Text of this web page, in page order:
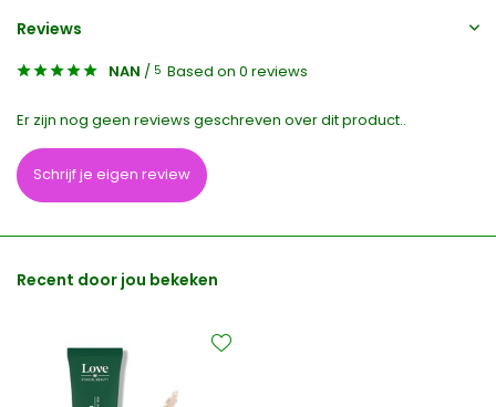
Reviews
NAN / 5 Based on 0 reviews
Er zijn nog geen reviews geschreven over dit product..
Schrijf je eigen review
Recent door jou bekeken